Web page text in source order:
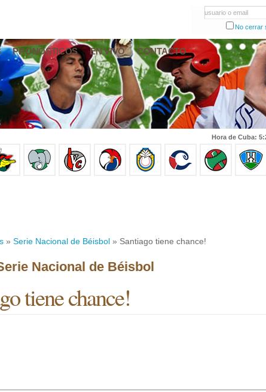
usuario o email
No cerrar
PRONÓSTICOS EN VIVO CONTACTO
Hora de Cuba:
» Serie Nacional de Béisbol » Santiago tiene chance!
Nacional de Béisbol
tiene chance!